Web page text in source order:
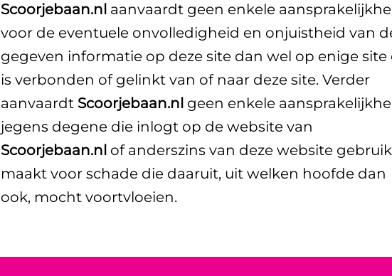
Scoorjebaan.nl aanvaardt geen enkele
voor de eventuele onvolledigheid en onjuistheid van
gegeven informatie op deze site dan wel op enige site
is verbonden of gelinkt van of naar deze site. Verder
aanvaardt Scoorjebaan.nl geen enkele
jegens degene die inlogt op de website van
Scoorjebaan.nl of anderszins van deze website gebruik
maakt voor schade die daaruit, uit welken hoofde dan
ook, mocht voortvloeien.